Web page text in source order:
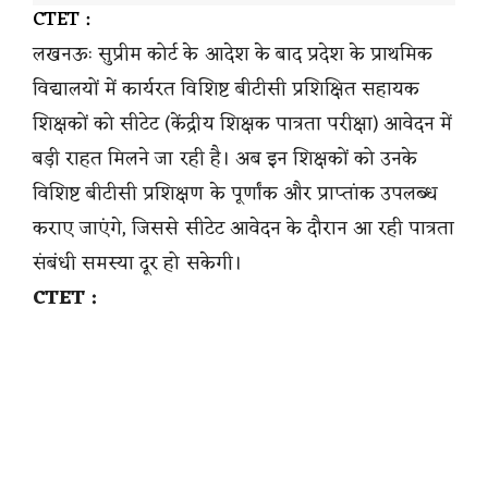
CTET :
लखनऊः सुप्रीम कोर्ट के आदेश के बाद प्रदेश के प्राथमिक
विद्यालयों में कार्यरत विशिष्ट बीटीसी प्रशिक्षित सहायक
शिक्षकों को सीटेट (केंद्रीय शिक्षक पात्रता परीक्षा) आवेदन में
बड़ी राहत मिलने जा रही है। अब इन शिक्षकों को उनके
विशिष्ट बीटीसी प्रशिक्षण के पूर्णांक और प्राप्तांक उपलब्ध
कराए जाएंगे, जिससे सीटेट आवेदन के दौरान आ रही पात्रता
संबंधी समस्या दूर हो सकेगी।
CTET :